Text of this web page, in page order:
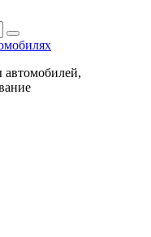
автомобилей,